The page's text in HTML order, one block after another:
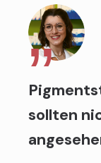
sollten